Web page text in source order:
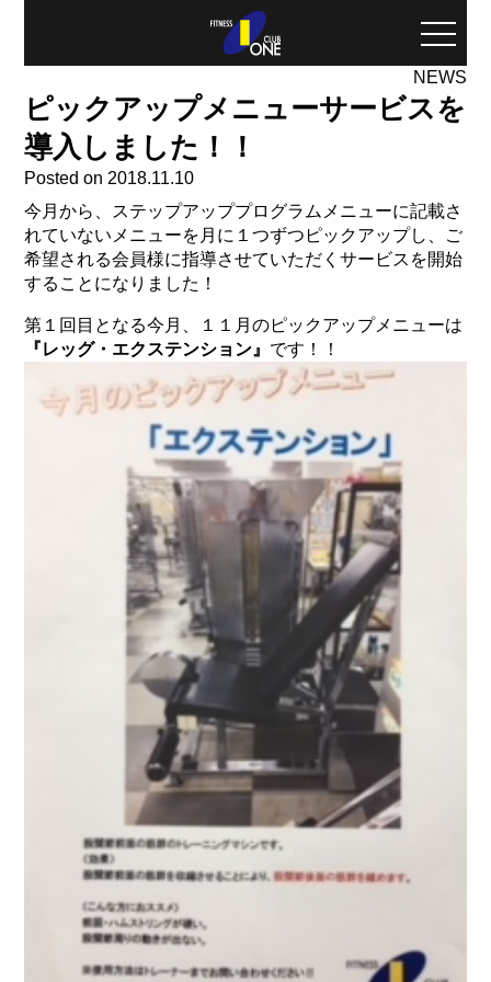
toggle
NEWS
ピックアップメニューサービスを
導入しました！！
Posted on 2018.11.10
今月から、ステップアッププログラムメニューに記載さ
れていないメニューを月に１つずつピックアップし、ご
希望される会員様に指導させていただくサービスを開始
することになりました！
第１回目となる今月、１１月のピックアップメニューは
『レッグ・エクステンション』 です！！